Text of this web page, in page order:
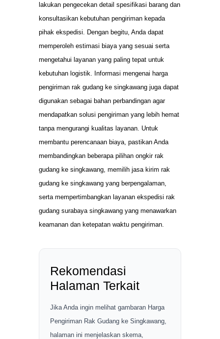
lakukan pengecekan detail spesifikasi barang dan
konsultasikan kebutuhan pengiriman kepada
pihak ekspedisi. Dengan begitu, Anda dapat
memperoleh estimasi biaya yang sesuai serta
mengetahui layanan yang paling tepat untuk
kebutuhan logistik. Informasi mengenai harga
pengiriman rak gudang ke singkawang juga dapat
digunakan sebagai bahan perbandingan agar
mendapatkan solusi pengiriman yang lebih hemat
tanpa mengurangi kualitas layanan. Untuk
membantu perencanaan biaya, pastikan Anda
membandingkan beberapa pilihan ongkir rak
gudang ke singkawang, memilih jasa kirim rak
gudang ke singkawang yang berpengalaman,
serta mempertimbangkan layanan ekspedisi rak
gudang surabaya singkawang yang menawarkan
keamanan dan ketepatan waktu pengiriman.
Rekomendasi
Halaman Terkait
Jika Anda ingin melihat gambaran Harga
Pengiriman Rak Gudang ke Singkawang,
halaman ini menjelaskan skema,